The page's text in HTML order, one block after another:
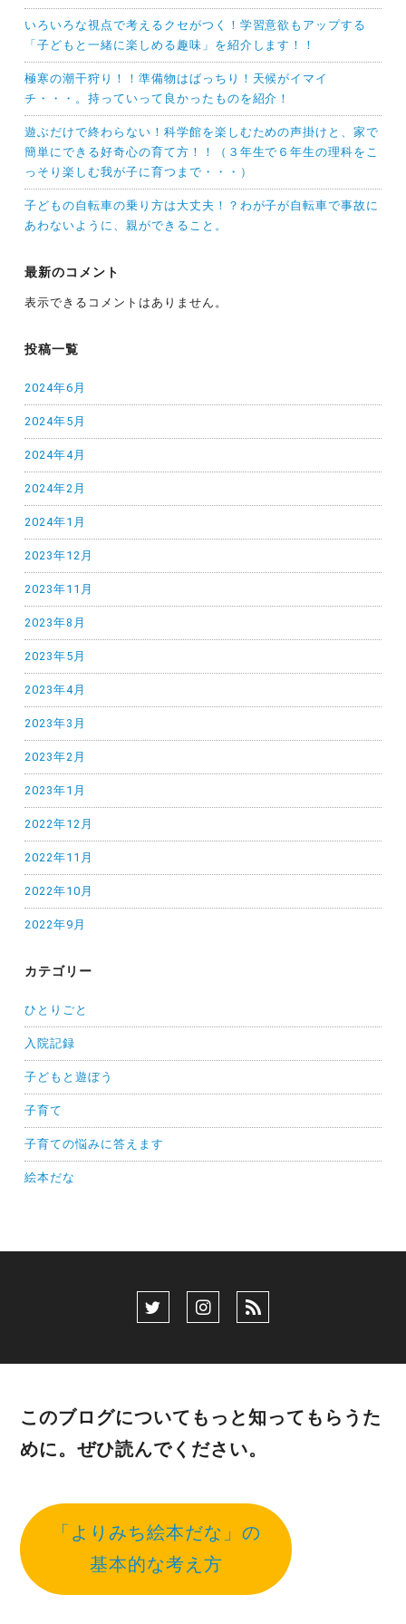
いろいろな視点で考えるクセがつく！学習意欲もアップする
「子どもと一緒に楽しめる趣味」を紹介します！！
極寒の潮干狩り！！準備物はばっちり！天候がイマイ
チ・・・。持っていって良かったものを紹介！
遊ぶだけで終わらない！科学館を楽しむための声掛けと、家で
簡単にできる好奇心の育て方！！（３年生で６年生の理科をこ
っそり楽しむ我が子に育つまで・・・）
子どもの自転車の乗り方は大丈夫！？わが子が自転車で事故に
あわないように、親ができること。
最新のコメント
表示できるコメントはありません。
投稿一覧
2024年6月
2024年5月
2024年4月
2024年2月
2024年1月
2023年12月
2023年11月
2023年8月
2023年5月
2023年4月
2023年3月
2023年2月
2023年1月
2022年12月
2022年11月
2022年10月
2022年9月
カテゴリー
ひとりごと
入院記録
子どもと遊ぼう
子育て
子育ての悩みに答えます
絵本だな
このブログについてもっと知ってもらうた
めに。ぜひ読んでください。
「よりみち絵本だな」の
基本的な考え方